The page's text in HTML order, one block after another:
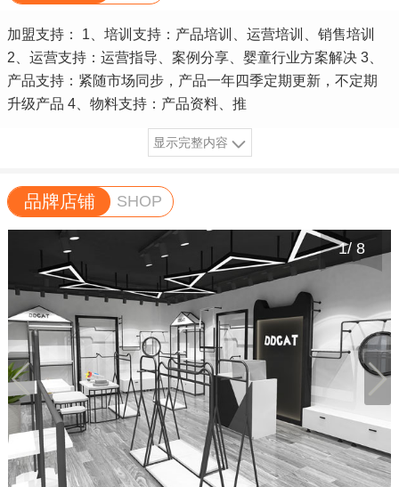
加盟支持： 1、培训支持：产品培训、运营培训、销售培训
2、运营支持：运营指导、案例分享、婴童行业方案解决 3、
产品支持：紧随市场同步，产品一年四季定期更新，不定期
升级产品 4、物料支持：产品资料、推
显示完整内容
品牌店铺 SHOP
1/8